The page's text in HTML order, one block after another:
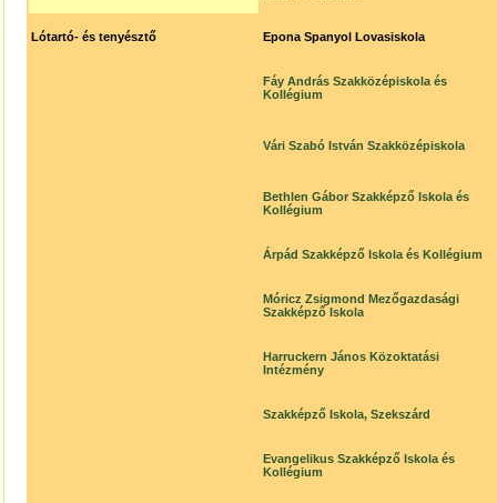
Lótartó- és tenyésztő Epona Spanyol Lovasiskola
Fáy András Szakközépiskola és
Kollégium
Vári Szabó István Szakközépiskola
Bethlen Gábor Szakképző Iskola és
Kollégium
Árpád Szakképző Iskola és Kollégium
Móricz Zsigmond Mezőgazdasági
Szakképző Iskola
Harruckern János Közoktatási
Intézmény
Szakképző Iskola, Szekszárd
Evangelikus Szakképző Iskola és
Kollégium